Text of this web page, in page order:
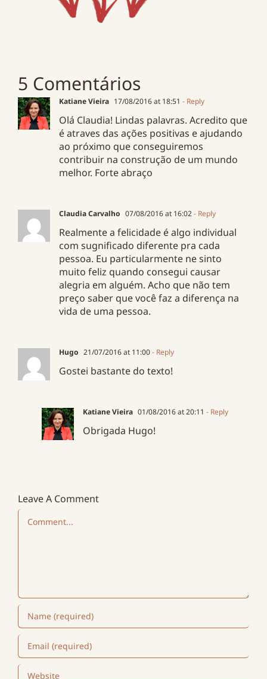
5 Comentários
Katiane Vieira 17/08/2016 at 18:51 - Reply
Olá Claudia! Lindas palavras. Acredito que
é atraves das ações positivas e ajudando
ao próximo que conseguiremos
contribuir na construção de um mundo
melhor. Forte abraço
Claudia Carvalho 07/08/2016 at 16:02- Reply
Realmente a felicidade é algo individual
com sugnificado diferente pra cada
pessoa. Eu particularmente ne sinto
muito feliz quando consegui causar
alegria em alguém. Acho que não tem
preço saber que você faz a diferença na
vida de uma pessoa.
Hugo 21/07/2016 at 11:00- Reply
Gostei bastante do texto!
Katiane Vieira 01/08/2016 at 20:11 - Reply
Obrigada Hugo!
Leave A Comment
Comment